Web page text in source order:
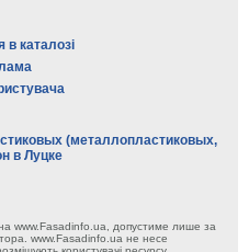
в каталозі
(металлопластиковых,
в Луцке
www.Fasadinfo.ua, допустиме лише за
www.Fasadinfo.ua не несе